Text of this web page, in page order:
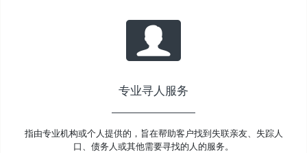
专业寻人服务
指由专业机构或个人提供的，旨在帮助客户找到失联亲友、失踪人
口、债务人或其他需要寻找的人的服务。